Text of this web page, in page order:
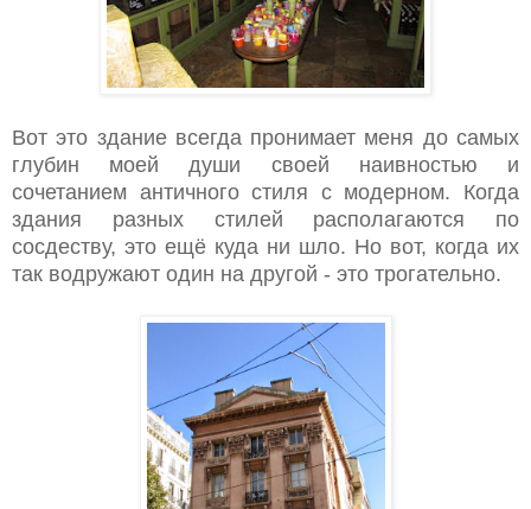
Вот это здание всегда пронимает меня до самых
глубин моей души своей наивностью и
сочетанием античного стиля с модерном. Когда
здания разных стилей располагаются по
сосдеству, это ещё куда ни шло. Но вот, когда их
так водружают один на другой - это трогательно.